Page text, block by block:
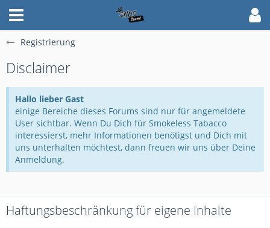
Registrierung
Disclaimer
Hallo lieber Gast
einige Bereiche dieses Forums sind nur für angemeldete
User sichtbar. Wenn Du Dich für Smokeless Tabacco
interessierst, mehr Informationen benötigst und Dich mit
uns unterhalten möchtest, dann freuen wir uns über Deine
Anmeldung.
Haftungsbeschränkung für eigene Inhalte